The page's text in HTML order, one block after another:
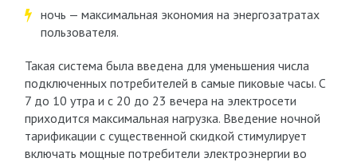
ночь — максимальная экономия на энергозатратах
пользователя.
Такая система была введена для уменьшения числа
подключенных потребителей в самые пиковые часы. С
7 до 10 утра и с 20 до 23 вечера на электросети
приходится максимальная нагрузка. Введение ночной
тарификации с существенной скидкой стимулирует
включать мощные потребители электроэнергии во